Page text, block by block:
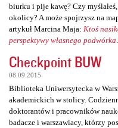
biurku i pije kawę? Czy
okolicy? A może spojrzysz na
artykuł Marcina Maja: Ktoś
perspektywy własnego podwórka
Checkpoint BUW
08.09.2015
Biblioteka Uniwersytecka w
akademickich w stolicy.
doktorantów i pracowników
badacze i warszawiacy, którzy